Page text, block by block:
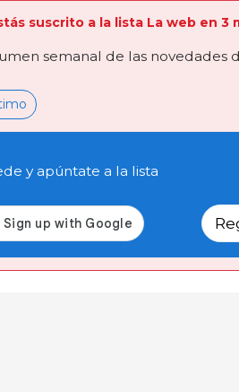
suscrito a la lista La web en 3
semanal de las novedades
y apúntate a la lista